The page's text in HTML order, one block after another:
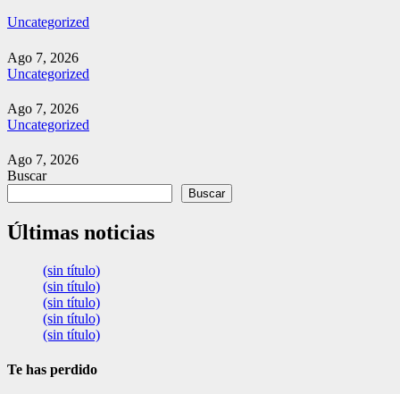
Uncategorized
Ago 7, 2026
Uncategorized
Ago 7, 2026
Uncategorized
Ago 7, 2026
Buscar
Buscar
Últimas noticias
(sin título)
(sin título)
(sin título)
(sin título)
(sin título)
Te has perdido